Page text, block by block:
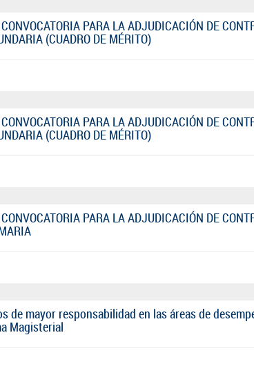
PARA LA ADJUDICACIÓN DE
(CUADRO DE MÉRITO)
PARA LA ADJUDICACIÓN DE
(CUADRO DE MÉRITO)
PARA LA ADJUDICACIÓN DE
de mayor responsabilidad en las áreas de
Magisterial